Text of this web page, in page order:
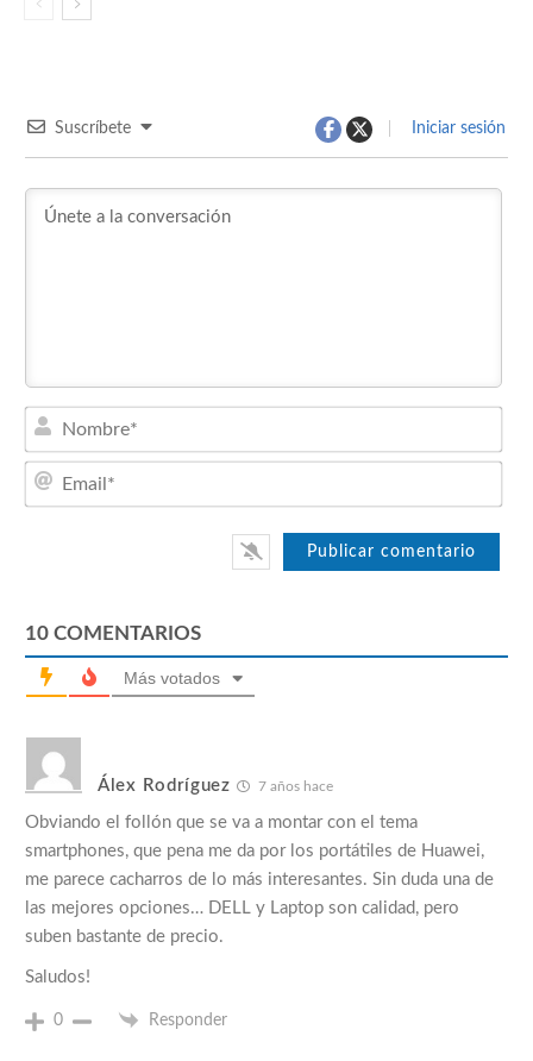
Suscríbete Iniciar sesión
10 COMENTARIOS
Más votados
Álex Rodríguez 7 años hace
Obviando el follón que se va a montar con el tema
smartphones, que pena me da por los portátiles de Huawei,
me parece cacharros de lo más interesantes. Sin duda una de
las mejores opciones… DELL y Laptop son calidad, pero
suben bastante de precio.
Saludos!
0 Responder